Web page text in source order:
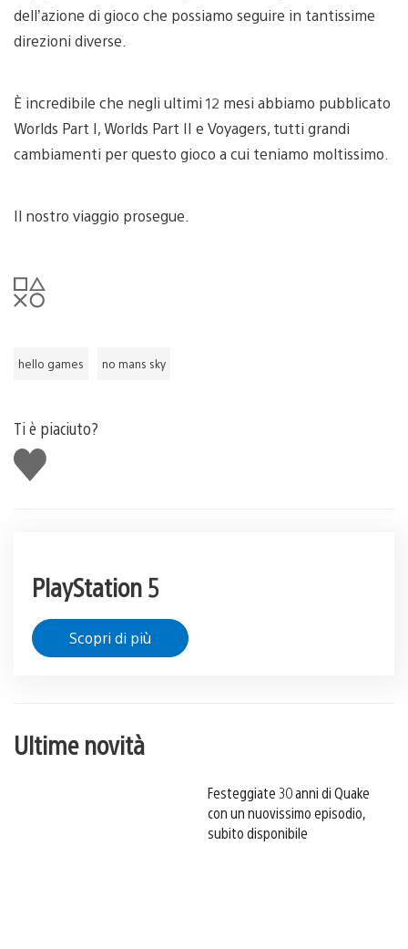
dell’azione di gioco che possiamo seguire in tantissime
direzioni diverse.
È incredibile che negli ultimi 12 mesi abbiamo pubblicato
Worlds Part I, Worlds Part II e Voyagers, tutti grandi
cambiamenti per questo gioco a cui teniamo moltissimo.
Il nostro viaggio prosegue.
hello games no mans sky
Ti è piaciuto?
Mi
piace
PlayStation 5
Scopri di più
Ultime novità
Festeggiate 30 anni di Quake
con un nuovissimo episodio,
subito disponibile